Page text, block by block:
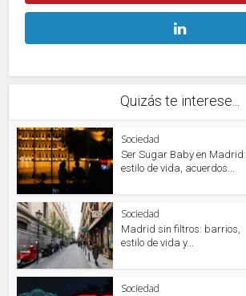
Quizás te interese...
Sociedad
Ser Sugar Baby en Madrid:
estilo de vida, acuerdos...
Sociedad
Madrid sin filtros: barrios,
estilo de vida y...
Sociedad